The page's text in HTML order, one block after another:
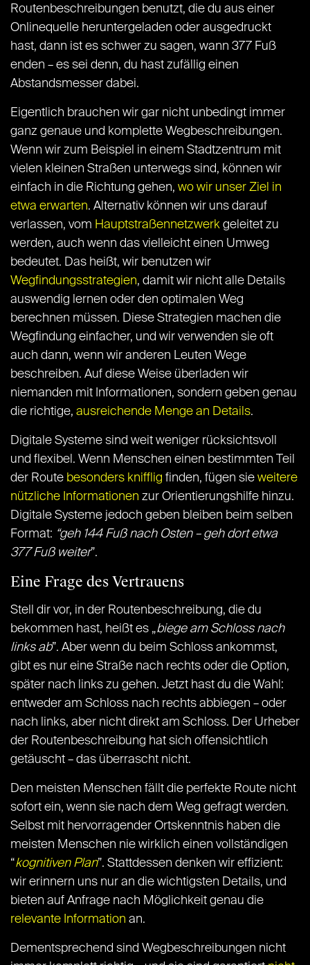
Routenbeschreibungen benutzt, die du aus einer
Onlinequelle heruntergeladen oder ausgedruckt
hast, dann ist es schwer zu sagen, wann 377 Fuß
enden – es sei denn, du hast zufällig einen
Abstandsmesser dabei.
Eigentlich brauchen wir gar nicht unbedingt immer
ganz genaue und komplette Wegbeschreibungen.
Wenn wir zum Beispiel in einem Stadtzentrum mit
vielen kleinen Straßen unterwegs sind, können wir
einfach in die Richtung gehen, wo wir unser Ziel in
etwa erwarten. Alternativ können wir uns darauf
verlassen, vom Hauptstraßennetzwerk geleitet zu
werden, auch wenn das vielleicht einen Umweg
bedeutet. Das heißt, wir benutzen wir
Wegfindungsstrategien, damit wir nicht alle Details
auswendig lernen oder den optimalen Weg
berechnen müssen. Diese Strategien machen die
Wegfindung einfacher, und wir verwenden sie oft
auch dann, wenn wir anderen Leuten Wege
beschreiben. Auf diese Weise überladen wir
niemanden mit Informationen, sondern geben genau
die richtige, ausreichende Menge an Details.
Digitale Systeme sind weit weniger rücksichtsvoll
und flexibel. Wenn Menschen einen bestimmten Teil
der Route besonders knifflig finden, fügen sie weitere
nützliche Informationen zur Orientierungshilfe hinzu.
Digitale Systeme jedoch geben bleiben beim selben
Format: “geh 144 Fuß nach Osten – geh dort etwa
377 Fuß weiter”.
Eine Frage des Vertrauens
Stell dir vor, in der Routenbeschreibung, die du
bekommen hast, heißt es „biege am Schloss nach
links ab”. Aber wenn du beim Schloss ankommst,
gibt es nur eine Straße nach rechts oder die Option,
später nach links zu gehen. Jetzt hast du die Wahl:
entweder am Schloss nach rechts abbiegen – oder
nach links, aber nicht direkt am Schloss. Der Urheber
der Routenbeschreibung hat sich offensichtlich
getäuscht – das überrascht nicht.
Den meisten Menschen fällt die perfekte Route nicht
sofort ein, wenn sie nach dem Weg gefragt werden.
Selbst mit hervorragender Ortskenntnis haben die
meisten Menschen nie wirklich einen vollständigen
“kognitiven Plan”. Stattdessen denken wir effizient:
wir erinnern uns nur an die wichtigsten Details, und
bieten auf Anfrage nach Möglichkeit genau die
relevante Information an.
Dementsprechend sind Wegbeschreibungen nicht